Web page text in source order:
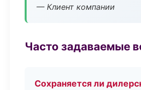
— Клиент компании
Часто задаваемые
Сохраняется ли